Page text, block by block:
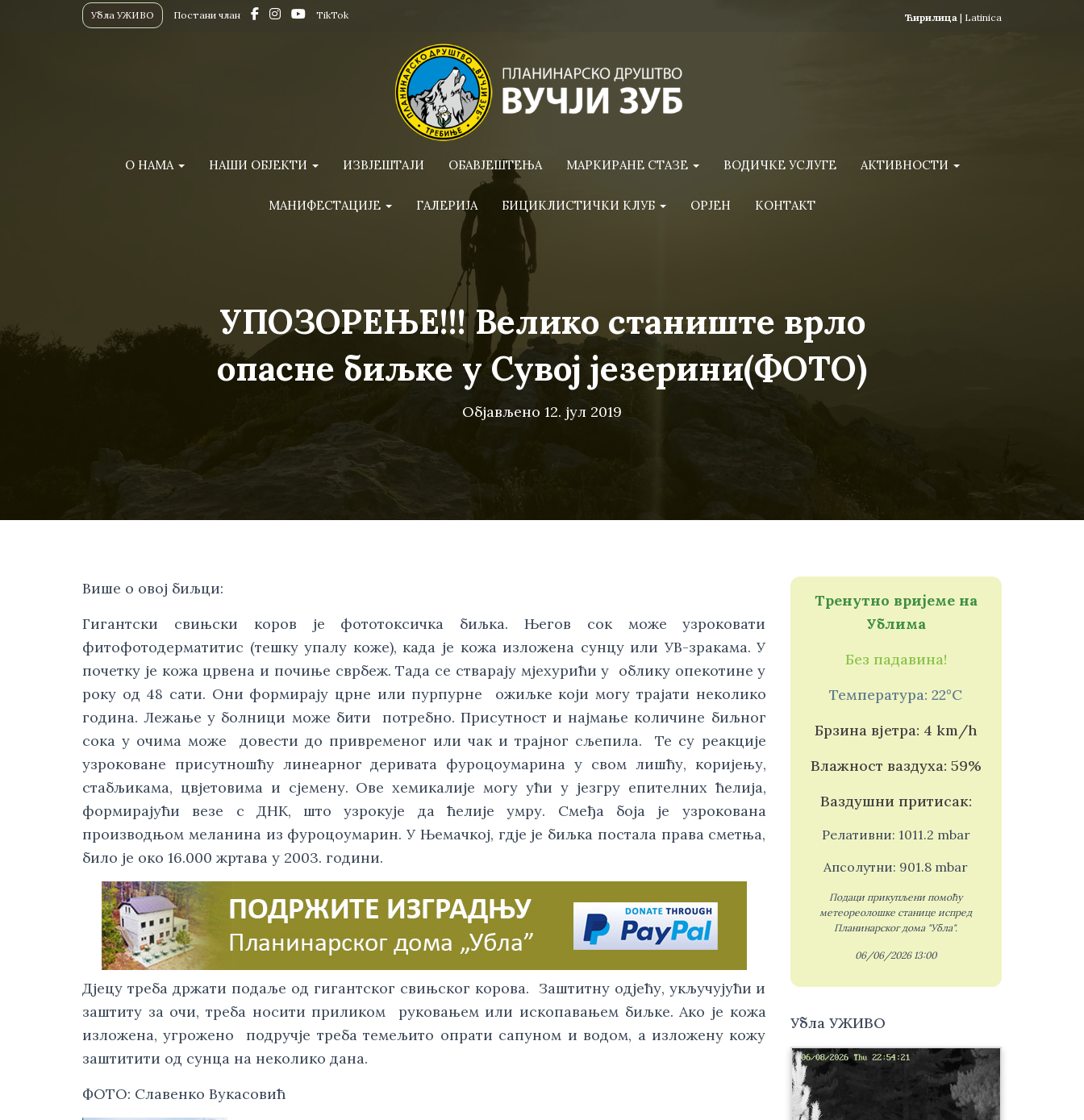
Ћирилица | Latinica
Убла УЖИВО Постани члан TikTok
О НАМА НАШИ ОБЈЕКТИ ИЗВЈЕШТАЈИ ОБАВЈЕШТЕЊА МАРКИРАНЕ СТАЗЕ ВОДИЧКЕ УСЛУГЕ АКТИВНОСТИ
МАНИФЕСТАЦИЈЕ ГАЛЕРИЈА БИЦИКЛИСТИЧКИ КЛУБ ОРЈЕН КОНТАКТ
УПОЗОРЕЊЕ!!! Велико станиште врло
опасне биљке у Сувој језерини(ФОТО)
Објављено 12. јул 2019
Више о овој биљци:
Гигантски свињски коров је фототоксичка биљка. Његов сок може узроковати
фитофотодерматитис (тешку упалу коже), када је кожа изложена сунцу или УВ-зракама. У
почетку је кожа црвена и почиње сврбеж. Тада се стварају мјехурићи у  облику опекотине у
року од 48 сати. Они формирају црне или пурпурне  ожиљке који могу трајати неколико
година. Лежање у болници може бити  потребно. Присутност и најмање количине биљног
сока у очима може  довести до привременог или чак и трајног сљепила.  Те су реакције
узроковане присутношћу линеарног деривата фуроцоумарина у свом лишћу, коријењу,
стабљикама, цвјетовима и сјемену. Ове хемикалије могу ући у језгру епителних ћелија,
формирајући везе с ДНK, што узрокује да ћелије умру. Смеђа боја је узрокована
производњом меланина из фуроцоумарин. У Њемачкој, гдје је биљка постала права сметња,
било је око 16.000 жртава у 2003. години.
Дјецу треба држати подаље од гигантског свињског корова.  Заштитну одјећу, укључујући и
заштиту за очи, треба носити приликом  руковањем или ископавањем биљке. Ако је кожа
изложена, угрожено  подручје треба темељито опрати сапуном и водом, а изложену кожу
заштитити од сунца на неколико дана.
ФОТО: Славенко Вукасовић
Тренутно вријеме на
Ублима
Без падавина!
Температура: 22°C
Брзина вјетра: 4 km/h
Влажност ваздуха: 59%
Ваздушни притисак:
Релативни: 1011.2 mbar
Апсолутни: 901.8 mbar
Подаци прикупљени помоћу
метеореолошке станице испред
Планинарског дома "Убла".
06/06/2026 13:00
Убла УЖИВО